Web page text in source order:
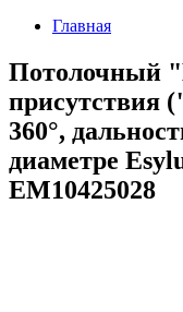
Главная
Потолочный
присутствия
360°,
диаметре
EM10425028